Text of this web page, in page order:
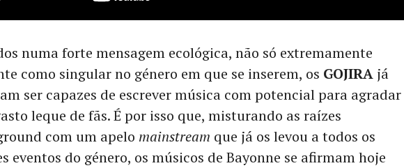
numa forte mensagem ecológica, não só extremamente
como singular no género em que se inserem, os GOJIRA já
ser capazes de escrever música com potencial para agradar
leque de fãs. É por isso que, misturando as raízes
com um apelo mainstream que já os levou a todos os
eventos do género, os músicos de Bayonne se afirmam hoje